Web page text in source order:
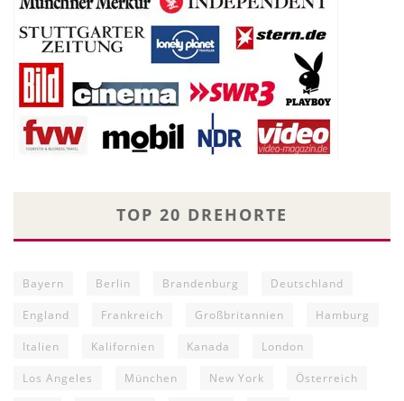
TOP 20 DREHORTE
Bayern Berlin Brandenburg Deutschland
England Frankreich Großbritannien Hamburg
Italien Kalifornien Kanada London
Los Angeles München New York Österreich